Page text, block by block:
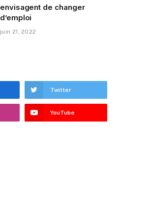
envisagent de changer
d’emploi
juin 21, 2022
Twitter
YouTube